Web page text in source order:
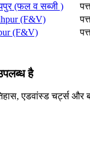
(फल व सब्जी )
(F&V)
(F&V)
है
एडवांस्ड चर्ट्स